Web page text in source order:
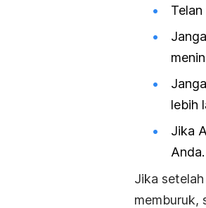
lebih
Jika
Anda.
Jika
memburuk,